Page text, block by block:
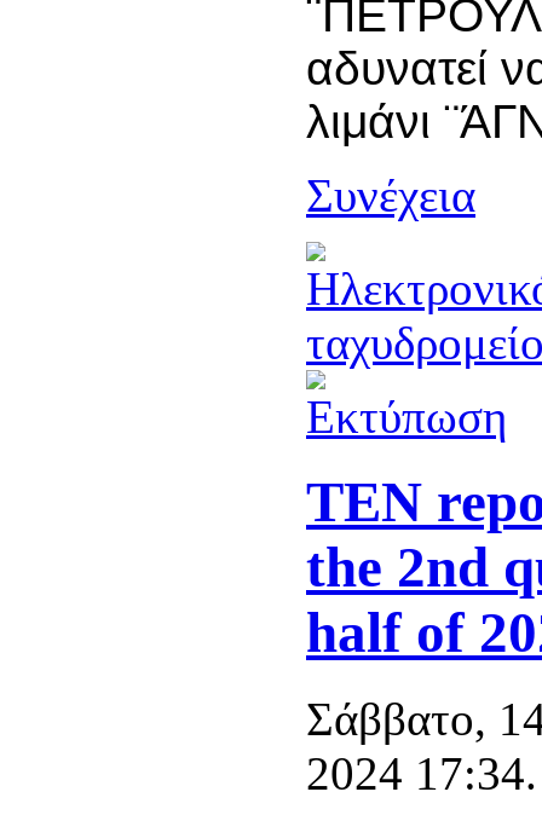
αδυνατεί
λιμάνι
Συνέχεια
TEN
the 2nd
half of
Σάββατο,
2024 17:34.